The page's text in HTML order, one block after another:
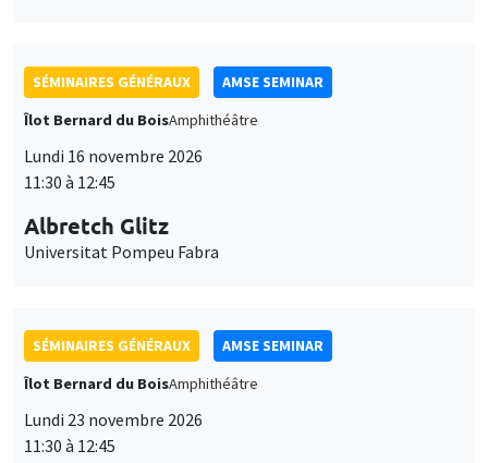
SÉMINAIRES GÉNÉRAUX
AMSE SEMINAR
Îlot Bernard du BoisAmphithéâtre
Lundi 16 novembre 2026
11:30 à 12:45
Albretch Glitz
Universitat Pompeu Fabra
SÉMINAIRES GÉNÉRAUX
AMSE SEMINAR
Îlot Bernard du BoisAmphithéâtre
Lundi 23 novembre 2026
11:30 à 12:45